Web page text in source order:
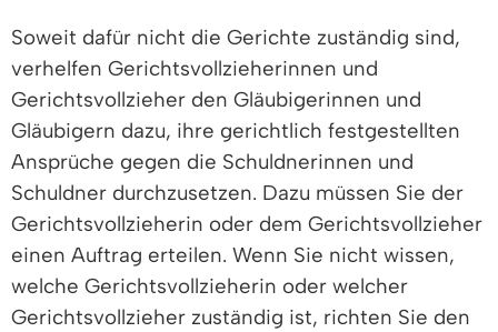
Soweit dafür nicht die Gerichte zuständig sind,
verhelfen Gerichtsvollzieherinnen und
Gerichtsvollzieher den Gläubigerinnen und
Gläubigern dazu, ihre gerichtlich festgestellten
Ansprüche gegen die Schuldnerinnen und
Schuldner durchzusetzen. Dazu müssen Sie der
Gerichtsvollzieherin oder dem Gerichtsvollzieher
einen Auftrag erteilen. Wenn Sie nicht wissen,
welche Gerichtsvollzieherin oder welcher
Gerichtsvollzieher zuständig ist, richten Sie den